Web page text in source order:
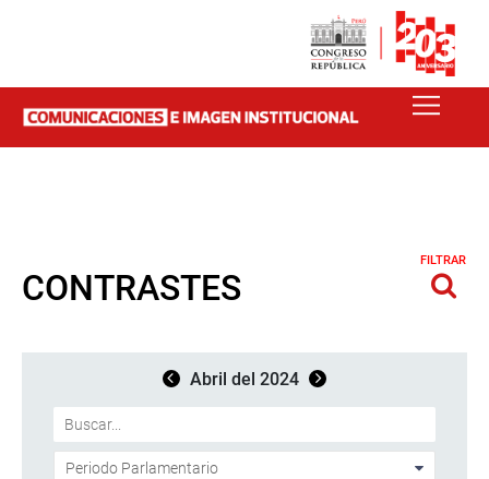
CONTRASTES
FILTRAR
Abril del 2024